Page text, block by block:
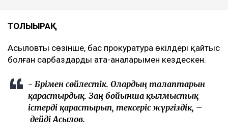
ТОЛЫҒЫРАҚ
Асыловтың сөзінше, бас прокуратура өкілдері қайтыс
болған сарбаздардың ата-аналарымен кездескен.
- Бәрімен сөйлестік. Олардың талаптарын
қарастырдық. Заң бойынша қылмыстық
істерді қарастырып, тексеріс жүргіздік, –
дейді Асылов.